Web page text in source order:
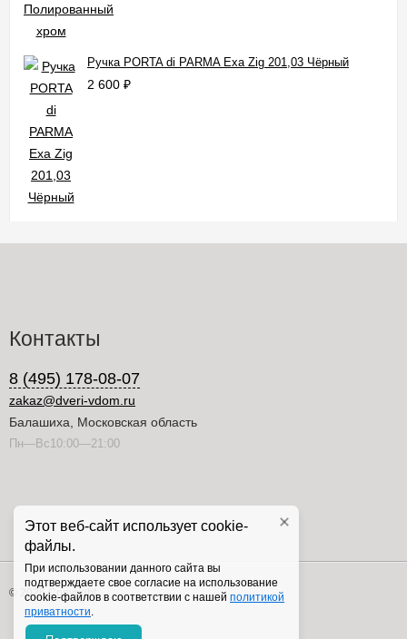
Ручка PORTA di PARMA Exa Zig 201,03 Чёрный
2 600 ₽
Контакты
8 (495) 178-08-07
zakaz@dveri-vdom.ru
Балашиха, Московская область
Пн—Вс10:00—21:00
Этот веб-сайт использует cookie-
файлы.
При использовании данного сайта вы
подтверждаете свое согласие на использование
cookie-файлов в соответствии с нашей политикой
приватности.
© 2026 Copyright